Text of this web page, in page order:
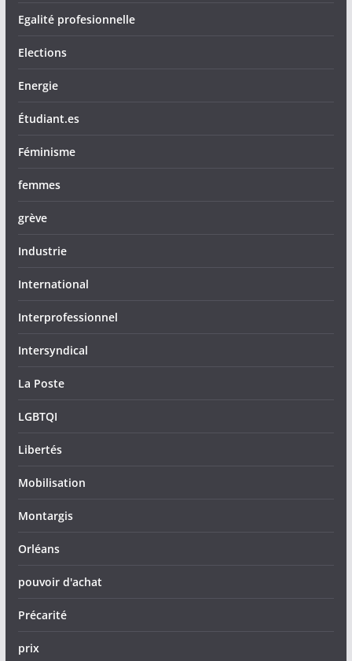
Egalité profesionnelle
Elections
Energie
Étudiant.es
Féminisme
femmes
grève
Industrie
International
Interprofessionnel
Intersyndical
La Poste
LGBTQI
Libertés
Mobilisation
Montargis
Orléans
pouvoir d'achat
Précarité
prix